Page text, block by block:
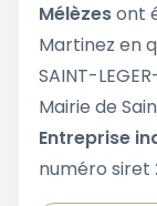
Mélèzesont
Martinez en
SAINT-
Mairie de
Entreprise
numéro siret